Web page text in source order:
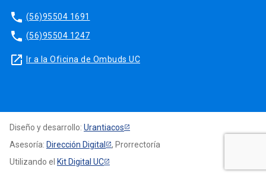
phone (56)95504 1691
phone (56)95504 1247
launch Ir a la Oficina de Ombuds UC
Diseño y desarrollo: Urantiacos
Asesoría: Dirección Digital
, Prorrectoría
Utilizando el Kit Digital UC